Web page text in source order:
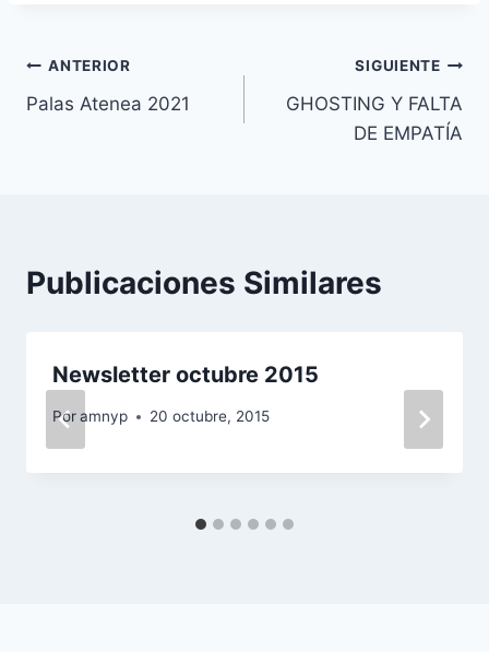
Navegación
de
ANTERIOR
Palas Atenea 2021
SIGUIENTE
GHOSTING Y FALTA
DE EMPATÍA
Publicaciones Similares
Newsletter octubre 2015
Poramnyp 20 octubre, 2015